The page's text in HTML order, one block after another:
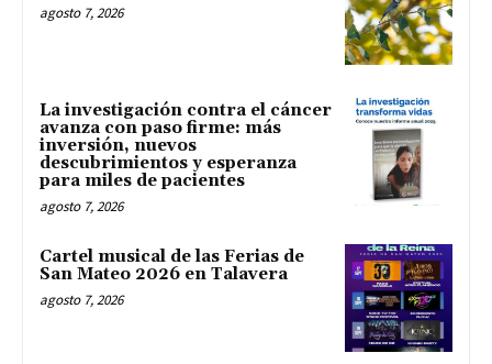
agosto 7, 2026
La investigación contra el cáncer
avanza con paso firme: más
inversión, nuevos
descubrimientos y esperanza
para miles de pacientes
agosto 7, 2026
Cartel musical de las Ferias de
San Mateo 2026 en Talavera
agosto 7, 2026